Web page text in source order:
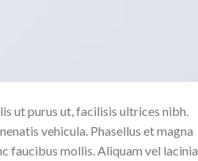
ut purus ut, facilisis ultrices nibh.
vehicula. Phasellus et magna
faucibus mollis. Aliquam vel lacinia